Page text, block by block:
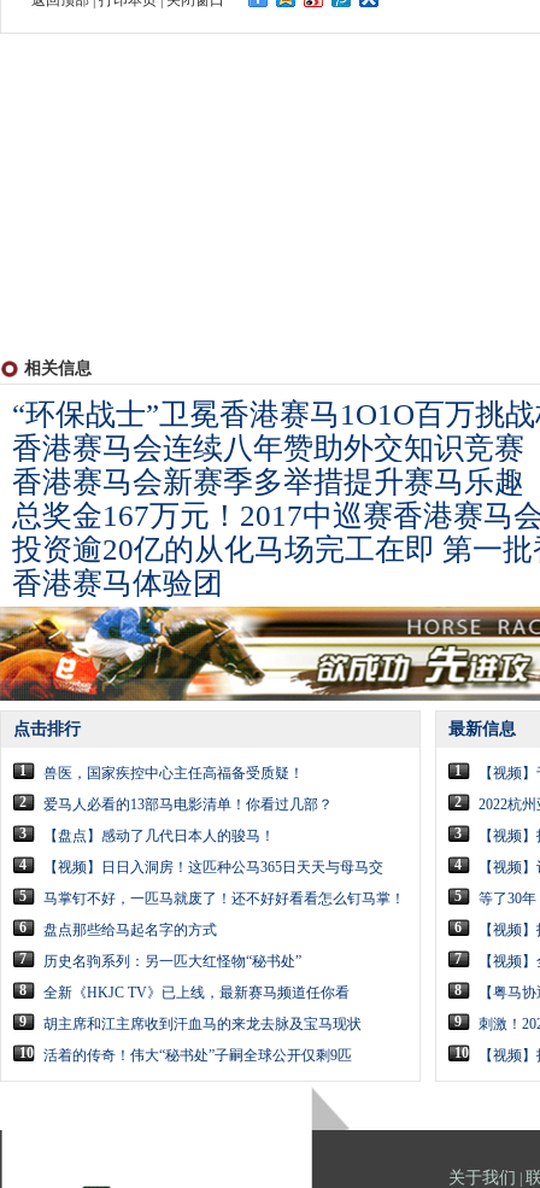
相关信息
“环保战士”卫冕香港赛马1O1O百万挑
香港赛马会连续八年赞助外交知识竞赛
香港赛马会新赛季多举措提升赛马乐趣
总奖金167万元！2017中巡赛香港赛马
投资逾20亿的从化马场完工在即 第一
香港赛马体验团
点击排行
1
兽医，国家疾控中心主任高福备受质疑！
2
爱马人必看的13部马电影清单！你看过几部？
3
【盘点】感动了几代日本人的骏马！
4
【视频】日日入洞房！这匹种公马365日天天与母马交
5
马掌钉不好，一匹马就废了！还不好好看看怎么钉马掌！
6
盘点那些给马起名字的方式
7
历史名驹系列：另一匹大红怪物“秘书处”
8
全新《HKJC TV》已上线，最新赛马频道任你看
9
胡主席和江主席收到汗血马的来龙去脉及宝马现状
10 活着的传奇！伟大“秘书处”子嗣全球公开仅剩9匹
最新信息
1
【视频
2
2022杭
3
【视频
4
【视频
5
等了30
6
【视频
7
【视频
8
【粤马
9
刺激！
10
【视频
关于我们